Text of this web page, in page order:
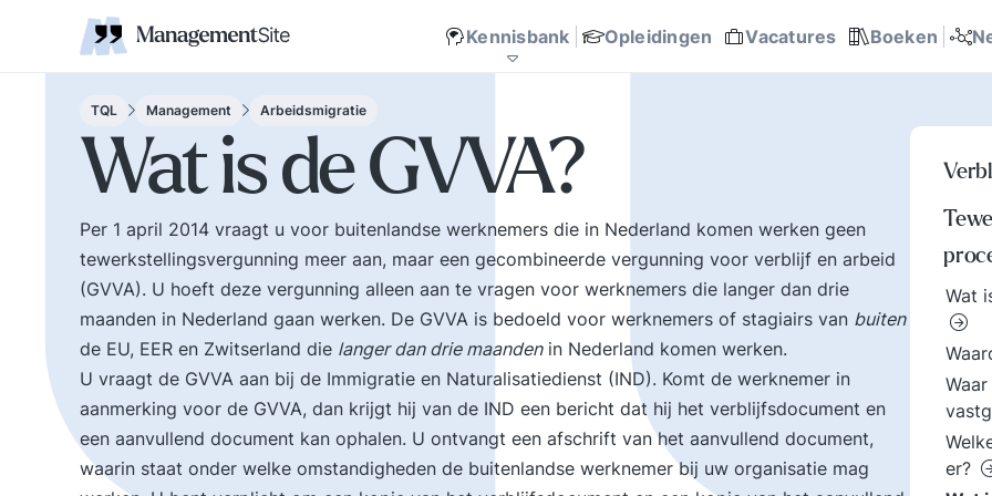
Kennisbank Opleidingen Vacatures Boeken
verantwoordelijkheid
en bestuurlijke wijsheid.
Ook de belangrijke
bestuurlijke valkuilen
zoals: verhuftering,
bestuurlijke drukte,
organisatierot en het
prestige. Tips en
ideeen voor goed
bestuur.
Zelforganisatie 'klein
binnen groot'. De
transitie naar een
organisatie. Distributie
van zeggenschap en
naar het laagste niveau
in een organisatie waar
een vakkundig besluit
genomen kan worden.
management
onderwerpen, zoals
Concurrentiekracht,
transformatie,
Leiderschap, Missie en
business cases voor
beter managen en
organiseren.
sport helpen.
Organisatierot,
verhuftering en het spel
tegenstrijdige krachten
omgaan? Hier vindt u
een uitgebreid arsenaal
aan inzichten en
ervaringen over tal van
belangrijke
onderwerpen mbt mens
Corporate communicatie
Kritische succesfactoren
Ondernemingsplan,
Disruptie
Kennismanagement
Management modellen Rijnlands Organiseren
Ethiek, integriteit, moreel kompas
Scholing en werk
Talent ontwikkeling
samenwerking
besluitvorming
Non-profit
jonge leiding geven
trendwatcher
almanak
kleine letters ervoor en er is contact. Zijn website? bertoverbeek.com
614 0
141 0
182 0
167 0
270 0
TQL Management Arbeidsmigratie
Wat is de GVVA?
Per 1 april 2014 vraagt u voor buitenlandse werknemers die in Nederland komen werken geen
tewerkstellingsvergunning meer aan, maar een gecombineerde vergunning voor verblijf en arbeid
(GVVA). U hoeft deze vergunning alleen aan te vragen voor werknemers die langer dan drie
maanden in Nederland gaan werken. De GVVA is bedoeld voor werknemers of stagiairs van buiten
de EU, EER en Zwitserland die langer dan drie maandenin Nederland komen werken.
U vraagt de GVVA aan bij de Immigratie en Naturalisatiedienst (IND). Komt de werknemer in
aanmerking voor de GVVA, dan krijgt hij van de IND een bericht dat hij het verblijfsdocument en
een aanvullend document kan ophalen. U ontvangt een afschrift van het aanvullend document,
waarin staat onder welke omstandigheden de buitenlandse werknemer bij uw organisatie mag
Wat
er?